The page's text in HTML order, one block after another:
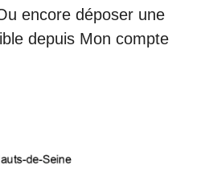
encore déposer une
depuis Mon compte